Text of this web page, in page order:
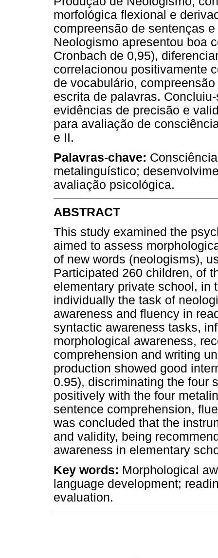
morfológica flexional e
compreensão de sentenças
Neologismo apresentou boa
Cronbach de 0,95),
correlacionou positivamente
de vocabulário,
escrita de palavras.
evidências de precisão e
para avaliação de
e II.
Palavras-chave:
metalinguístico;
avaliação psicológica.
ABSTRACT
This study examined the
aimed to assess
of new words (neologisms),
Participated 260 children, of
elementary private school, in
individually the task of
awareness and fluency in
syntactic awareness tasks,
morphological awareness,
comprehension and writing
production showed good
0.95), discriminating the four
positively with the four
sentence comprehension,
was concluded that the
and validity, being
awareness in elementary
Key words: Morphological
language development;
evaluation.